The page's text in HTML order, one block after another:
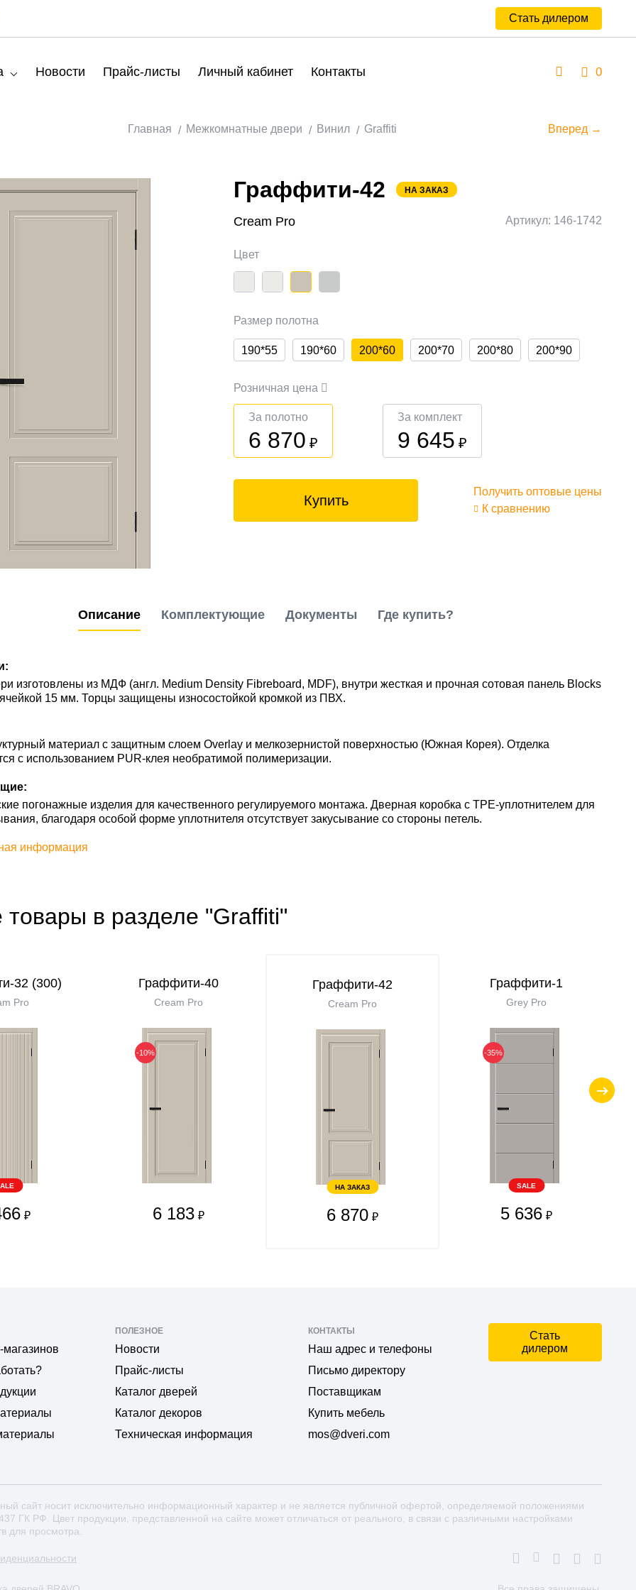
Стать дилером
Новости Прайс-листы Личный кабинет Контакты 0
Главная Межкомнатные двери Винил Graffiti Вперед →
Граффити-42 НА ЗАКАЗ
Cream Pro Артикул: 146-1742
Цвет
Размер полотна
190*55 190*60 200*60 200*70 200*80 200*90
Розничная цена
За полотно
6 870 ₽
За комплект
9 645 ₽
Купить
Получить оптовые цены
К сравнению
Описание Комплектующие Документы Где купить?
изготовлены из МДФ (англ. Medium Density Fibreboard, MDF), внутри жесткая и прочная сотовая панель Blocks
15 мм. Торцы защищены износостойкой кромкой из ПВХ.
материал с защитным слоем Overlay и мелкозернистой поверхностью (Южная Корея). Отделка
с использованием PUR-клея необратимой полимеризации.
погонажные изделия для качественного регулируемого монтажа. Дверная коробка с TPE-уплотнителем для
благодаря особой форме уплотнителя отсутствует закусывание со стороны петель.
информация
товары в разделе "Graffiti"
32 (300)
Pro
₽
Граффити-40
Cream Pro
-10%
6 183 ₽
Граффити-42
Cream Pro
НА ЗАКАЗ
6 870 ₽
Граффити-1
Grey Pro
-35%
SALE
5 636 ₽
магазинов
ПОЛЕЗНОЕ
Новости
Прайс-листы
Каталог дверей
Каталог декоров
Техническая информация
КОНТАКТЫ
Наш адрес и телефоны
Письмо директору
Поставщикам
Купить мебель
mos@dveri.com
Стать
дилером
сайт носит исключительно информационный характер и не является публичной офертой, определяемой положениями
ГК РФ. Цвет продукции, представленной на сайте может отличаться от реального, в связи с различными настройками
для просмотра.